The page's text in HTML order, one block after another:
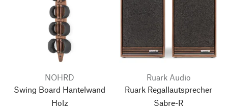
NOHRD
Swing Board Hantelwand
Holz
Ruark Audio
Ruark Regallautsprecher
Sabre-R